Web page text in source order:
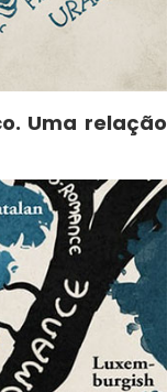
Uma relação